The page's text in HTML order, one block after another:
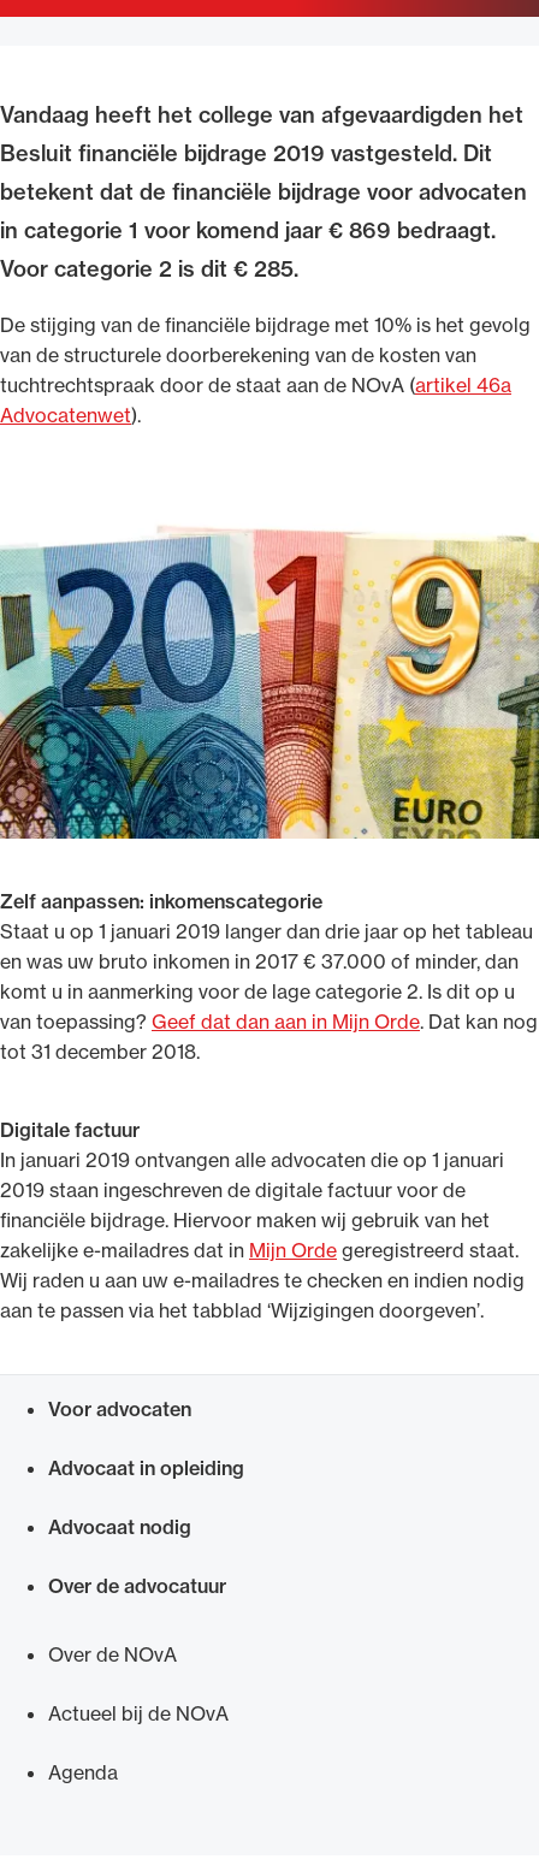
Vandaag heeft het college van afgevaardigden het
Besluit financiële bijdrage 2019 vastgesteld. Dit
betekent dat de financiële bijdrage voor advocaten
in categorie 1 voor komend jaar € 869 bedraagt.
Voor categorie 2 is dit € 285.
De stijging van de financiële bijdrage met 10% is het gevolg
van de structurele doorberekening van de kosten van
tuchtrechtspraak door de staat aan de NOvA (artikel 46a
Advocatenwet).
Zelf aanpassen: inkomenscategorie
Staat u op 1 januari 2019 langer dan drie jaar op het tableau
en was uw bruto inkomen in 2017 € 37.000 of minder, dan
komt u in aanmerking voor de lage categorie 2. Is dit op u
van toepassing? Geef dat dan aan in Mijn Orde. Dat kan nog
tot 31 december 2018.
Digitale factuur
In januari 2019 ontvangen alle advocaten die op 1 januari
2019 staan ingeschreven de digitale factuur voor de
financiële bijdrage. Hiervoor maken wij gebruik van het
zakelijke e-mailadres dat in Mijn Orde geregistreerd staat.
Wij raden u aan uw e-mailadres te checken en indien nodig
aan te passen via het tabblad ‘Wijzigingen doorgeven’.
Voor advocaten
Advocaat in opleiding
Advocaat nodig
Over de advocatuur
Over de NOvA
Actueel bij de NOvA
Agenda
Alle wet- en regelgeving voor de advocatuur.
Van de Advocatenwet tot de Verordening op
de advocatuur (Voda) en de Regeling op de
advocatuur (Roda).
Ondersteuning voor advocaten bij hun
beroepsuitoefening: van de advocatenpas tot
het rechtsgebiedenregister en
geheimhoudernummers.